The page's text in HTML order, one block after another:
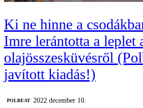
Ki ne hinne a
Imre lerántotta a leplet
olajösszesküvésről
javított kiadás!)
‎POLBEAT
2022 december 10.